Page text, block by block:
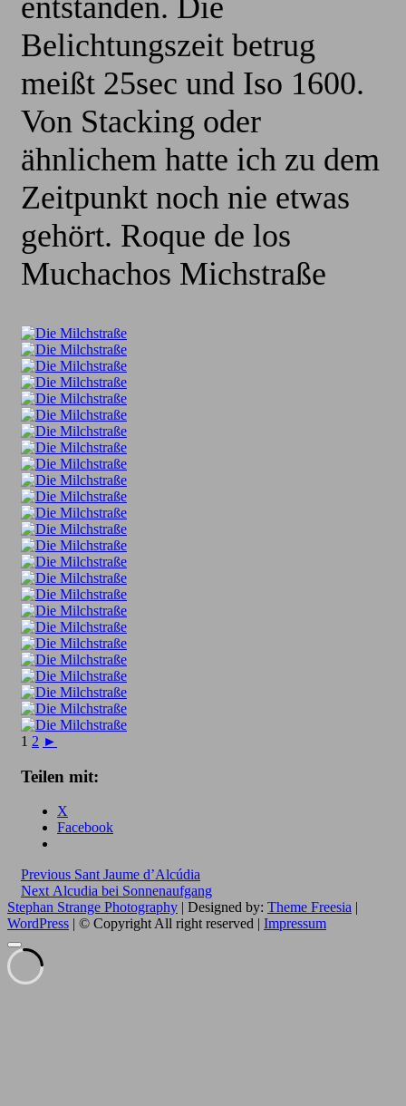
Belichtungszeit betrug
meißt 25sec und Iso 1600.
Von Stacking oder
ähnlichem hatte ich zu dem
Zeitpunkt noch nie etwas
gehört. Roque de los
Muchachos Michstraße
1 2 ►
Teilen mit:
X
Facebook
Beitragsnavigation
Previous Previous
post:
Sant Jaume d’Alcúdia
Next Next
post:
Alcudia bei Sonnenaufgang
Stephan Strange Photography | Designed by: Theme Freesia |
WordPress | © Copyright All right reserved | Impressum